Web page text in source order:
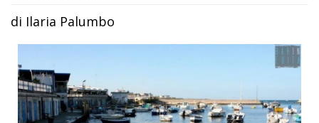
di Ilaria Palumbo